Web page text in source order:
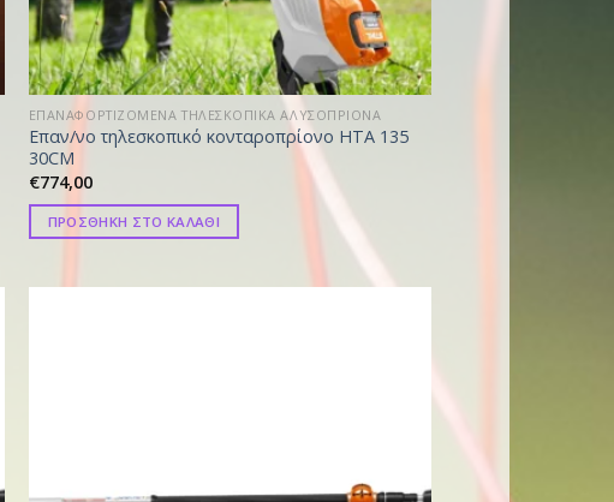
ΕΠΑΝΑΦΟΡΤΙΖΟΜΕΝΑ ΤΗΛΕΣΚΟΠΙΚΑ ΑΛΥΣΟΠΡΙΟΝΑ
Επαν/νο τηλεσκοπικό κονταροπρίονο HTA 135
30CM
€774,00
ΠΡΟΣΘΗΚΗ ΣΤΟ ΚΑΛΑΘΙ